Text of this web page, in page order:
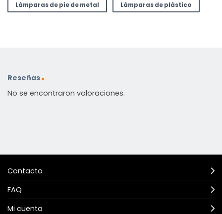
Lámparas de pie de metal Lámparas de plástico
Reseñas
No se encontraron valoraciones.
Contacto
FAQ
Mi cuenta